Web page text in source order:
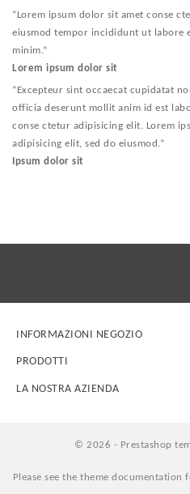
“Lorem ipsum dolor sit amet conse
eiusmod tempor incididunt ut labore
minim.”
Lorem ipsum dolor sit
“Excepteur sint occaecat cupidatat
officia deserunt mollit anim id est
conse ctetur adipisicing elit. Lorem
adipisicing elit, sed do eiusmod.”
Ipsum dolor sit
INFORMAZIONI NEGOZIO
PRODOTTI
LA NOSTRA AZIENDA
© 2026 - Prestashop
Please see the theme